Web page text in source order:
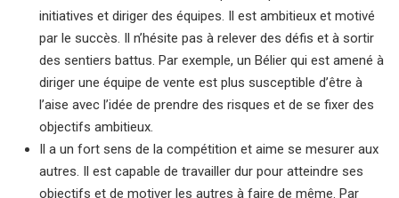
initiatives et diriger des équipes. Il est ambitieux et motivé
par le succès. Il n’hésite pas à relever des défis et à sortir
des sentiers battus. Par exemple, un Bélier qui est amené à
diriger une équipe de vente est plus susceptible d’être à
l’aise avec l’idée de prendre des risques et de se fixer des
objectifs ambitieux.
Il a un fort sens de la compétition et aime se mesurer aux
autres. Il est capable de travailler dur pour atteindre ses
objectifs et de motiver les autres à faire de même. Par